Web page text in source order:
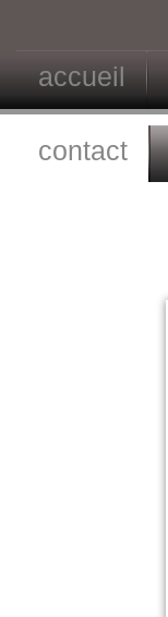
accueil
contact